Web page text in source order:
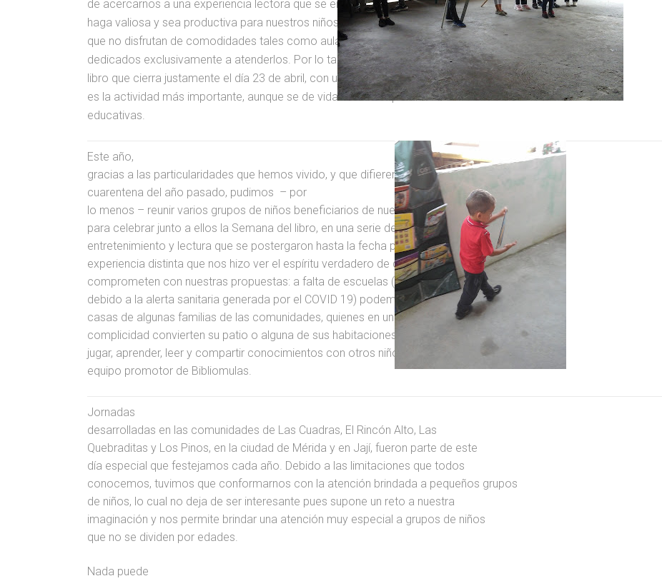
de acercarnos a una experiencia lectora que se enriquezca con los días. Que se
haga valiosa y sea productiva para nuestros niños y jóvenes, sobre todo para aquellos
que no disfrutan de comodidades tales como aulas bien equipadas y maestros
dedicados exclusivamente a atenderlos. Por lo tanto, celebramos una semana del
libro que cierra justamente el día 23 de abril, con una jornada en la que leer
es la actividad más importante, aunque se de vida a otras experiencias
educativas.
Este año,
gracias a las particularidades que hemos vivido, y que difieren de la estricta
cuarentena del año pasado, pudimos – por
lo menos – reunir varios grupos de niños beneficiarios de nuestro programa,
para celebrar junto a ellos la Semana del libro, en una serie de jornadas de
entretenimiento y lectura que se postergaron hasta la fecha prevista. Fue una
experiencia distinta que nos hizo ver el espíritu verdadero de quienes se
comprometen con nuestras propuestas: a falta de escuelas (permanecen cerradas
debido a la alerta sanitaria generada por el COVID 19) podemos contar con las
casas de algunas familias de las comunidades, quienes en un acto de verdadera
complicidad convierten su patio o alguna de sus habitaciones en un espacio para
jugar, aprender, leer y compartir conocimientos con otros niños, maestros y el
equipo promotor de Bibliomulas.
Jornadas
desarrolladas en las comunidades de Las Cuadras, El Rincón Alto, Las
Quebraditas y Los Pinos, en la ciudad de Mérida y en Jají, fueron parte de este
día especial que festejamos cada año. Debido a las limitaciones que todos
conocemos, tuvimos que conformarnos con la atención brindada a pequeños grupos
de niños, lo cual no deja de ser interesante pues supone un reto a nuestra
imaginación y nos permite brindar una atención muy especial a grupos de niños
que no se dividen por edades.
Nada puede